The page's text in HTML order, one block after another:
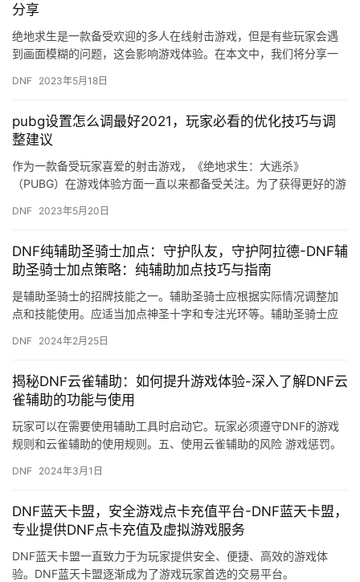
分享
绝地求生是一款备受欢迎的多人在线射击游戏，但是有些玩家会遇
到画面模糊的问题，这会影响游戏体验。在本文中，我们将分享一
置…
DNF 2023年5月18日
pubg设置怎么调最好2021，玩家必看的优化技巧与调
整建议
作为一款备受玩家喜爱的射击游戏，《绝地求生：大逃杀》
（PUBG）在游戏体验方面一直以来都备受关注。为了获得更好的游
整出最佳…
DNF 2023年5月20日
DNF纯辅助圣骑士加点：守护队友，守护阿拉德-DNF辅
助圣骑士加点策略：纯辅助加点技巧与指南
是辅助圣骑士的招牌技能之一。辅助圣骑士应根据实际情况调整加
点和技能使用。应适当加点神圣十字和专注光环等。辅助圣骑士应
DNF 2024年2月25日
揭秘DNF云雀辅助：如何提升游戏体验-深入了解DNF云
雀辅助的功能与使用
玩家可以在需要使用辅助工具时启动它。玩家必须遵守DNF的游戏
规则和云雀辅助的使用规则。五、使用云雀辅助的风险 游戏惩罚。
DNF 2024年3月1日
DNF蓝天卡盟，安全游戏点卡充值平台-DNF蓝天卡盟，
专业提供DNF点卡充值及虚拟游戏服务
DNF蓝天卡盟一直致力于为玩家提供安全、便捷、高效的游戏体
验。DNF蓝天卡盟逐渐成为了游戏玩家首选的交易平台。